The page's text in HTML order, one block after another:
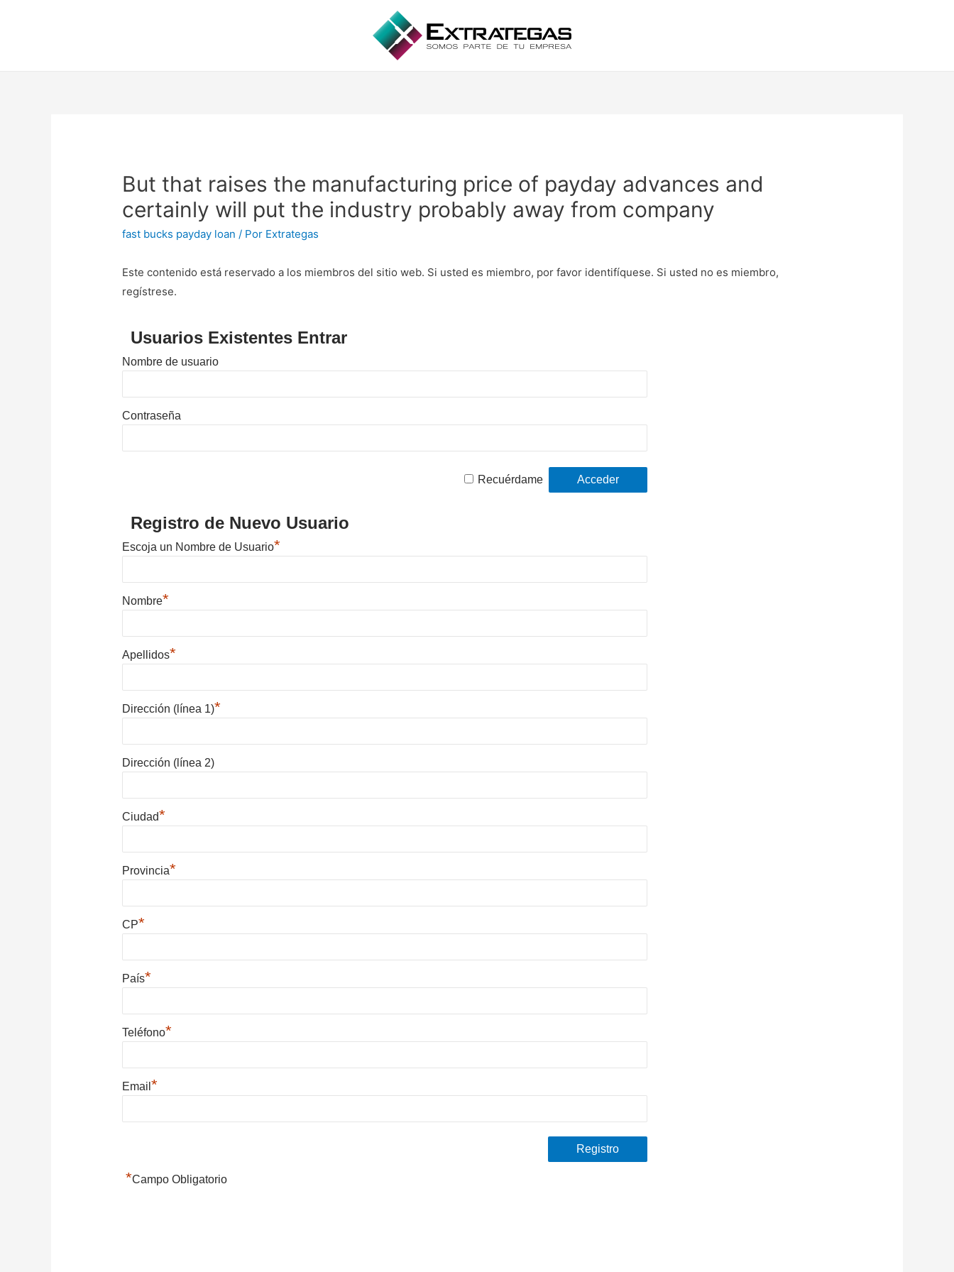
But that raises the manufacturing price of payday advances and
certainly will put the industry probably away from company
fast bucks payday loan / Por Extrategas
Este contenido está reservado a los miembros del sitio web. Si usted es miembro, por favor identifíquese. Si usted no es miembro,
regístrese.
Usuarios Existentes Entrar
Nombre de usuario
Contraseña
Recuérdame
Registro de Nuevo Usuario
Escoja un Nombre de Usuario*
Nombre*
Apellidos*
Dirección (línea 1)*
Dirección (línea 2)
Ciudad*
Provincia*
CP*
País*
Teléfono*
Email*
*Campo Obligatorio